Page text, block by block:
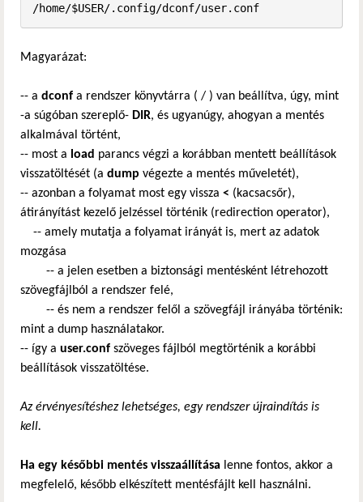
/home/$USER/.config/dconf/user.conf
Magyarázat:
-- a dconf a rendszer könyvtárra ( / ) van beállítva, úgy, mint
-a súgóban szereplő- DIR, és ugyanúgy, ahogyan a mentés
alkalmával történt,
-- most a load parancs végzi a korábban mentett beállítások
visszatöltését (a dump végezte a mentés műveletét),
-- azonban a folyamat most egy vissza < (kacsacsőr),
átirányítást kezelő jelzéssel történik (redirection operator),
-- amely mutatja a folyamat irányát is, mert az adatok
mozgása
-- a jelen esetben a biztonsági mentésként létrehozott
szövegfájlból a rendszer felé,
-- és nem a rendszer felől a szövegfájl irányába történik:
mint a dump használatakor.
-- így a user.conf szöveges fájlból megtörténik a korábbi
beállítások visszatöltése.
Az érvényesítéshez lehetséges, egy rendszer újraindítás is
kell.
Ha egy későbbi mentés visszaállítása lenne fontos, akkor a
megfelelő, később elkészített mentésfájlt kell használni.